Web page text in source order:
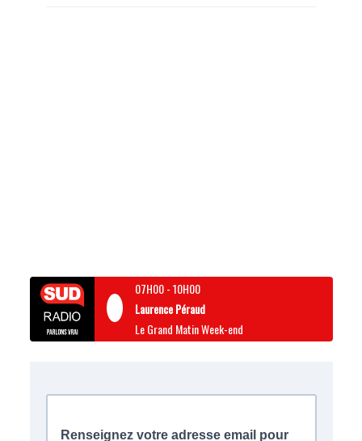
07H00-10H00
Laurence Péraud
Le Grand Matin Week-end